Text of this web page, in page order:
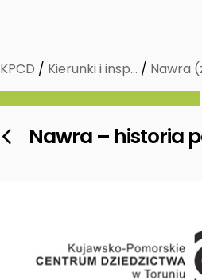
KPCD / Kierunki i insp… / Nawra
 Nawra – historia